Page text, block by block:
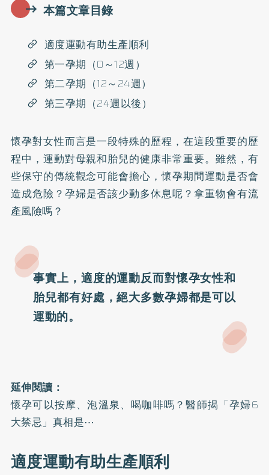
本篇文章目錄
適度運動有助生產順利
第一孕期（0～12週）
第二孕期（12～24週）
第三孕期（24週以後）
懷孕對女性而言是一段特殊的歷程，在這段重要的歷
程中，運動對母親和胎兒的健康非常重要。雖然，有
些保守的傳統觀念可能會擔心，懷孕期間運動是否會
造成危險？孕婦是否該少動多休息呢？拿重物會有流
產風險嗎？
事實上，適度的運動反而對懷孕女性和
胎兒都有好處，絕大多數孕婦都是可以
運動的。
延伸閱讀：
懷孕可以按摩、泡溫泉、喝咖啡嗎？醫師揭「孕婦6
大禁忌」真相是⋯
適度運動有助生產順利